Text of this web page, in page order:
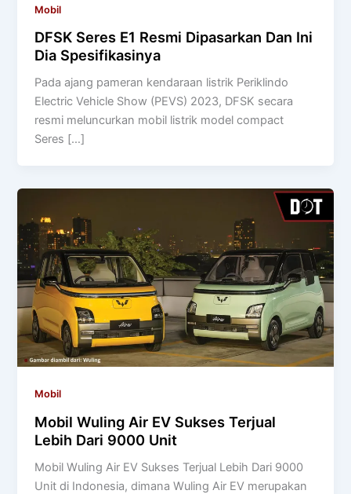
Mobil
DFSK Seres E1 Resmi Dipasarkan Dan Ini
Dia Spesifikasinya
Pada ajang pameran kendaraan listrik Periklindo
Electric Vehicle Show (PEVS) 2023, DFSK secara
resmi meluncurkan mobil listrik model compact
Seres […]
Mobil
Mobil Wuling Air EV Sukses Terjual
Lebih Dari 9000 Unit
Mobil Wuling Air EV Sukses Terjual Lebih Dari 9000
Unit di Indonesia, dimana Wuling Air EV merupakan